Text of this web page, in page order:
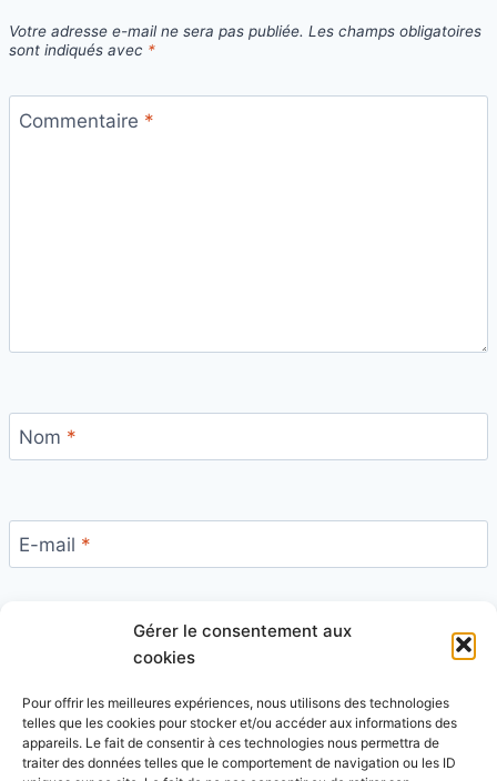
Gérer le consentement aux
cookies
Pour offrir les meilleures expériences, nous utilisons des technologies
telles que les cookies pour stocker et/ou accéder aux informations des
appareils. Le fait de consentir à ces technologies nous permettra de
traiter des données telles que le comportement de navigation ou les ID
Votre adresse e-mail ne sera pas publiée. Les champs obligatoires
sont indiqués avec *
Commentaire *
Nom *
E-mail *